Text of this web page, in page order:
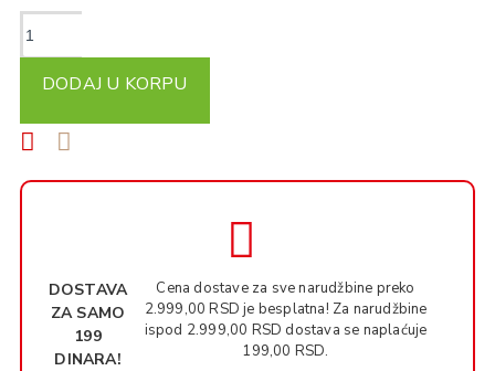
DODAJ U KORPU
DOSTAVA
ZA SAMO
199
DINARA!
Cena dostave za sve narudžbine preko
2.999,00 RSD je besplatna! Za narudžbine
ispod 2.999,00 RSD dostava se naplaćuje
199,00 RSD.